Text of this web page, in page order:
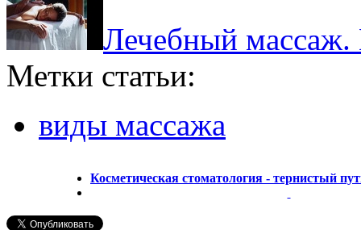
Лечебный массаж.
Метки статьи:
виды массажа
Косметическая стоматология - тернистый